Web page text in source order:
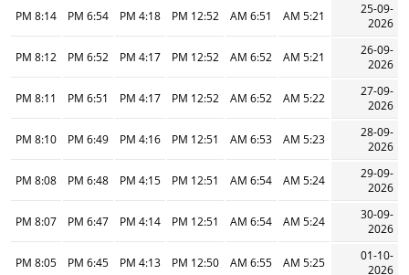
25-09-
2026
5:21 AM
6:51 AM
12:52 PM
4:18 PM
6:54 PM
8:14 PM
26-09-
2026
5:21 AM
6:52 AM
12:52 PM
4:17 PM
6:52 PM
8:12 PM
27-09-
2026
5:22 AM
6:52 AM
12:52 PM
4:17 PM
6:51 PM
8:11 PM
28-09-
2026
5:23 AM
6:53 AM
12:51 PM
4:16 PM
6:49 PM
8:10 PM
29-09-
2026
5:24 AM
6:54 AM
12:51 PM
4:15 PM
6:48 PM
8:08 PM
30-09-
2026
5:24 AM
6:54 AM
12:51 PM
4:14 PM
6:47 PM
8:07 PM
01-10-
2026
5:25 AM
6:55 AM
12:50 PM
4:13 PM
6:45 PM
8:05 PM